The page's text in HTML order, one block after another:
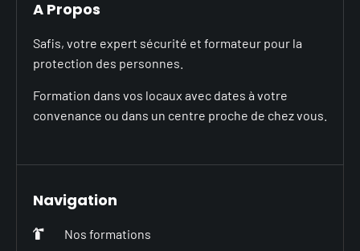
A Propos
Safis, votre expert sécurité et formateur pour la
protection des personnes.
Formation dans vos locaux avec dates à votre
convenance ou dans un centre proche de chez vous.
Navigation
Nos formations